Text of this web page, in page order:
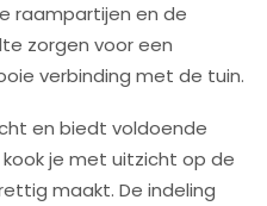
raampartijen en de
zorgen voor een
verbinding met de tuin.
en biedt voldoende
je met uitzicht op de
maakt. De indeling